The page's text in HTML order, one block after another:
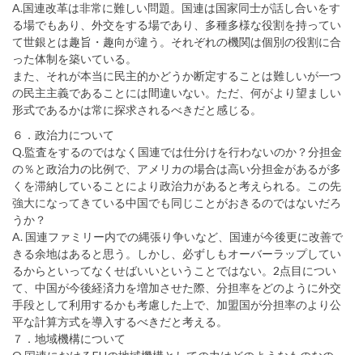
A.国連改革は非常に難しい問題。国連は国家同士が話し合いをす
る場でもあり、外交をする場であり、多種多様な役割を持ってい
て世銀とは趣旨・趣向が違う。それぞれの機関は個別の役割に合
った体制を築いている。
また、それが本当に民主的かどうか断定することは難しいが一つ
の民主主義であることには間違いない。ただ、何がより望ましい
形式であるかは常に探求されるべきだと感じる。
６．政治力について
Q.監査をするのではなく国連では仕分けを行わないのか？分担金
の％と政治力の比例で、アメリカの場合は高い分担金があるが多
くを滞納していることにより政治力があると考えられる。この先
強大になってきている中国でも同じことがおきるのではないだろ
うか？
A. 国連ファミリー内での縄張り争いなど、国連が今後更に改善で
きる余地はあると思う。しかし、必ずしもオーバーラップしてい
るからといってなくせばいいということではない。2点目につい
て、中国が今後経済力を増加させた際、分担率をどのように外交
手段として利用するかも考慮した上で、加盟国が分担率のより公
平な計算方式を導入するべきだと考える。
７．地域機構について